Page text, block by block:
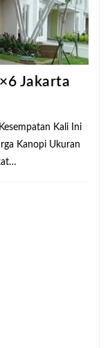
Jakarta
Kali Ini
Kanopi Ukuran